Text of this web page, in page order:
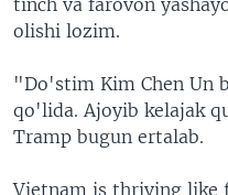
olishi lozim.
"Do'stim Kim Chen Un
qo'lida. Ajoyib kelajak
Tramp bugun ertalab.
Vietnam is thriving like